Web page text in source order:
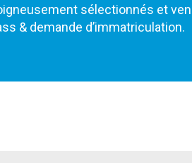
sélectionnés et
& demande d’immatriculation.